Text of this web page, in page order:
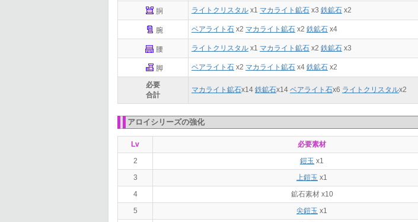
胴 ライトクリスタル x1 マカライト鉱石 x3 鉄鉱石 x2
腕 ベアライト石 x2 マカライト鉱石 x2 鉄鉱石 x4
腰 ライトクリスタル x1 マカライト鉱石 x2 鉄鉱石 x3
脚 ベアライト石 x2 マカライト鉱石 x4 鉄鉱石 x2
必要
合計
マカライト鉱石x14 鉄鉱石x14 ベアライト石x6 ライトクリスタルx2
アロイシリーズの強化
Lv 必要素材
2
鎧玉 x1
3
上鎧玉 x1
4
鉱石素材 x10
5
尖鎧玉 x1